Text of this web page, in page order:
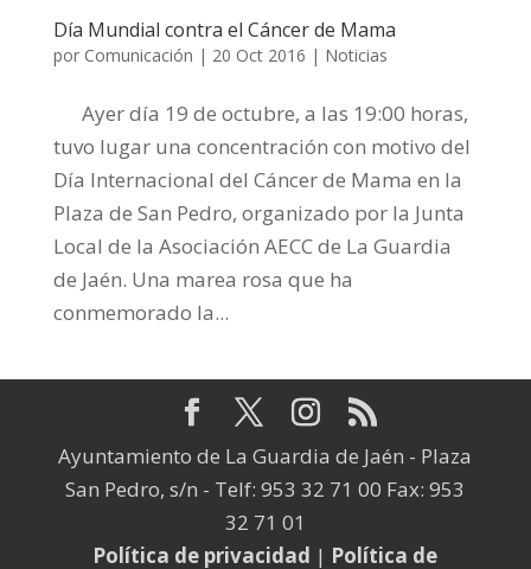
Día Mundial contra el Cáncer de Mama
por Comunicación | 20 Oct 2016 | Noticias
Ayer día 19 de octubre, a las 19:00 horas,
tuvo lugar una concentración con motivo del
Día Internacional del Cáncer de Mama en la
Plaza de San Pedro, organizado por la Junta
Local de la Asociación AECC de La Guardia
de Jaén. Una marea rosa que ha
conmemorado la...
Ayuntamiento de La Guardia de Jaén - Plaza
San Pedro, s/n - Telf: 953 32 71 00 Fax: 953
32 71 01
Política de privacidad | Política de